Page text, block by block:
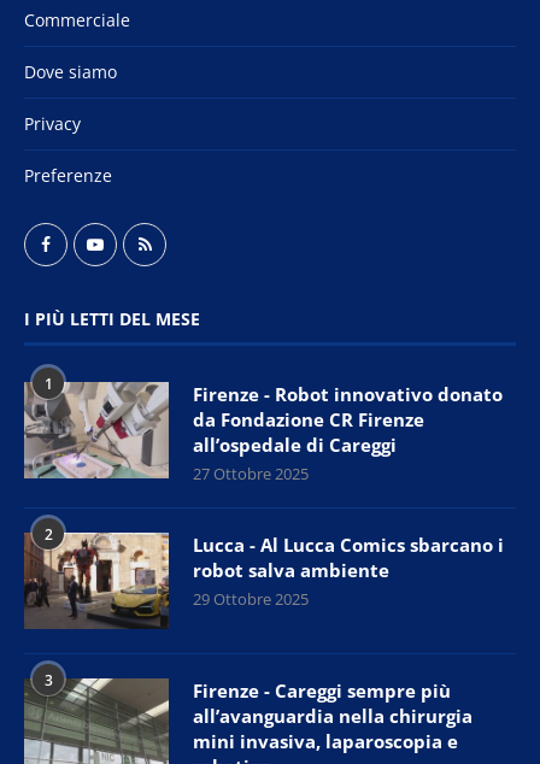
Commerciale
Dove siamo
Privacy
Preferenze
I PIÙ LETTI DEL MESE
1
Firenze - Robot innovativo donato
da Fondazione CR Firenze
all’ospedale di Careggi
27 Ottobre 2025
2
Lucca - Al Lucca Comics sbarcano i
robot salva ambiente
29 Ottobre 2025
3
Firenze - Careggi sempre più
all’avanguardia nella chirurgia
mini invasiva, laparoscopia e